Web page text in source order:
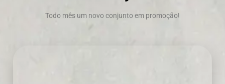
Todo mês um novo conjunto em promoção!